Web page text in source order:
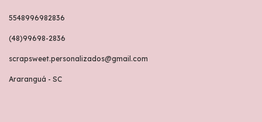
5548996982836
(48)99698-2836
scrapsweet.personalizados@gmail.com
Araranguá - SC